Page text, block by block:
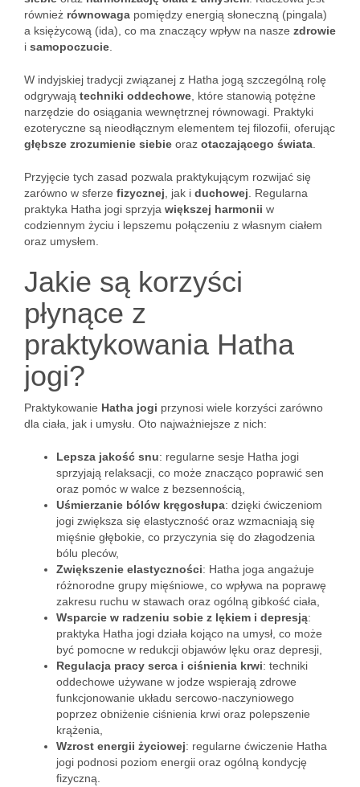
również równowaga pomiędzy energią słoneczną (pingala)
a księżycową (ida), co ma znaczący wpływ na nasze zdrowie
i samopoczucie
W indyjskiej tradycji związanej z Hatha jogą szczególną rolę
odgrywają techniki oddechowe , które stanowią potężne
narzędzie do osiągania wewnętrznej równowagi. Praktyki
ezoteryczne są nieodłącznym elementem tej filozofii, oferując
głębsze zrozumienie siebie oraz otaczającego świata
Przyjęcie tych zasad pozwala praktykującym rozwijać się
zarówno w sferze fizycznej , jak i duchowej . Regularna
praktyka Hatha jogi sprzyja większej harmonii w
codziennym życiu i lepszemu połączeniu z własnym ciałem
oraz umysłem.
Jakie są korzyści
płynące z
praktykowania Hatha
jogi?
Praktykowanie Hatha jogi przynosi wiele korzyści zarówno
dla ciała, jak i umysłu. Oto najważniejsze z nich:
Lepsza jakość snu: regularne sesje Hatha jogi
sprzyjają relaksacji, co może znacząco poprawić sen
oraz pomóc w walce z bezsennością,
Uśmierzanie bólów kręgosłupa: dzięki ćwiczeniom
jogi zwiększa się elastyczność oraz wzmacniają się
mięśnie głębokie, co przyczynia się do złagodzenia
bólu pleców,
Zwiększenie elastyczności: Hatha joga angażuje
różnorodne grupy mięśniowe, co wpływa na poprawę
zakresu ruchu w stawach oraz ogólną gibkość ciała,
Wsparcie w radzeniu sobie z lękiem i depresją:
praktyka Hatha jogi działa kojąco na umysł, co może
być pomocne w redukcji objawów lęku oraz depresji,
Regulacja pracy serca i ciśnienia krwi: techniki
oddechowe używane w jodze wspierają zdrowe
funkcjonowanie układu sercowo-naczyniowego
poprzez obniżenie ciśnienia krwi oraz polepszenie
krążenia,
Wzrost energii życiowej: regularne ćwiczenie Hatha
jogi podnosi poziom energii oraz ogólną kondycję
fizyczną.